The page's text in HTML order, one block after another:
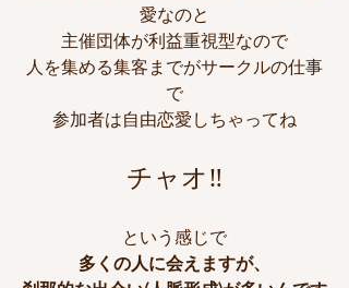
愛なのと
主催団体が利益重視型なので
人を集める集客までがサークルの仕事
で
参加者は自由恋愛しちゃってね
チャオ‼️
という感じで
多くの人に会えますが、